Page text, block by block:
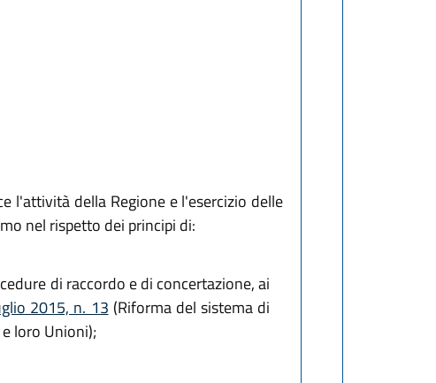
l'attività della Regione e l'esercizio delle
nel rispetto dei principi di:
di raccordo e di concertazione, ai
2015, n. 13 (Riforma del sistema di
loro Unioni);